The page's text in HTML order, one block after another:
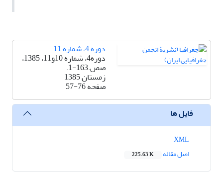
دوره 4، شماره 11
دوره4، شماره 10و11، 1385،
صص.163-1.
زمستان 1385
صفحه57-76
فایل ها
اصل مقاله
225.63 K